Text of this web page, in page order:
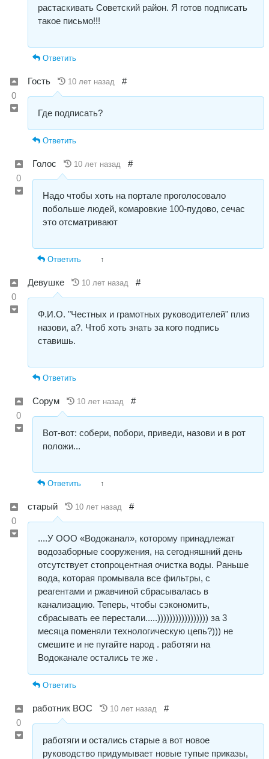
растаскивать Советский район. Я готов подписать
такое письмо!!!
Ответить
0
Гость 10 лет назад #
Где подписать?
Ответить
0
Голос 10 лет назад #
Надо чтобы хоть на портале проголосовало
побольше людей, комаровкие 100-пудово, сечас
это отсматривают
Ответить ↑
0
Девушке 10 лет назад #
Ф.И.О. "Честных и грамотных руководителей" плиз
назови, а?. Чтоб хоть знать за кого подпись
ставишь.
Ответить
0
Сорум 10 лет назад #
Вот-вот: собери, побори, приведи, назови и в рот
положи...
Ответить ↑
0
старый 10 лет назад #
....У ООО «Водоканал», которому принадлежат
водозаборные сооружения, на сегодняшний день
отсутствует стопроцентная очистка воды. Раньше
вода, которая промывала все фильтры, с
реагентами и ржавчиной сбрасывалась в
канализацию. Теперь, чтобы сэкономить,
сбрасывать ее перестали.....))))))))))))))))) за 3
месяца поменяли технологическую цепь?))) не
смешите и не пугайте народ . работяги на
Водоканале остались те же .
Ответить
0
работник ВОС 10 лет назад #
работяги и остались старые а вот новое
руководство придумывает новые тупые приказы,